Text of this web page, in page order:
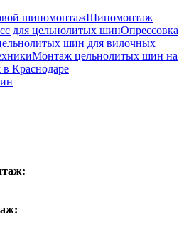
шиномонтажШиномонтаж
для цельнолитых шинОпрессовка
шин для вилочных
Монтаж цельнолитых шин на
Краснодаре